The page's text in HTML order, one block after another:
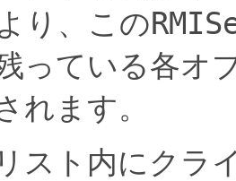
り、この
っている各オ
れます。
スト内にクラ